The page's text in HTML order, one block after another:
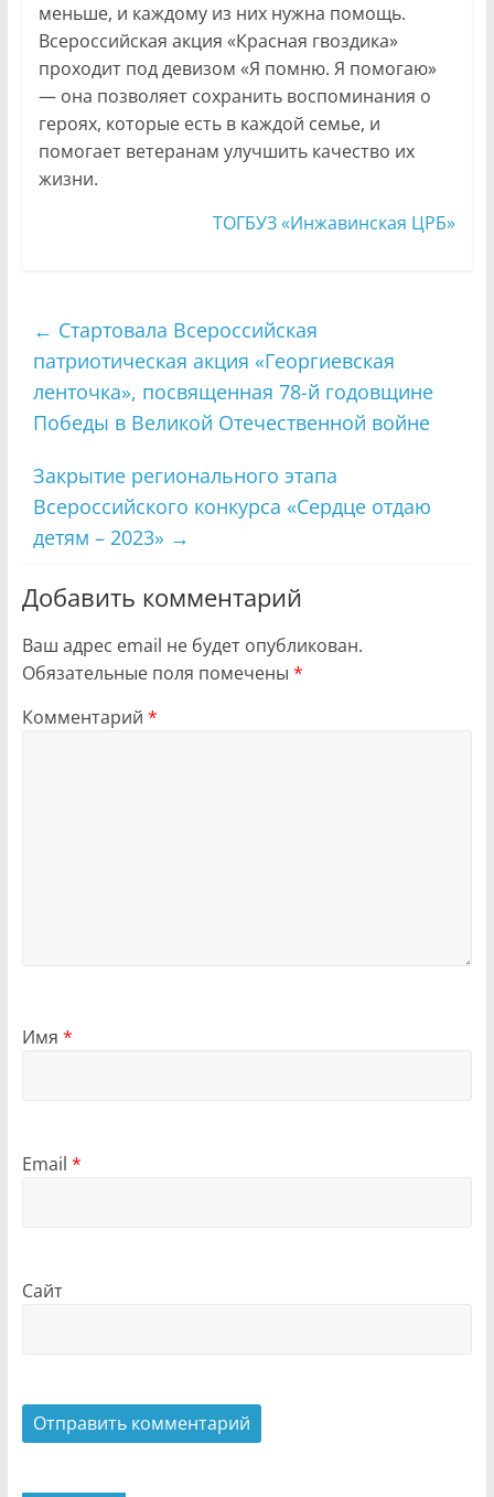
меньше, и каждому из них нужна помощь.
Всероссийская акция «Красная гвоздика»
проходит под девизом «Я помню. Я помогаю»
— она позволяет сохранить воспоминания о
героях, которые есть в каждой семье, и
помогает ветеранам улучшить качество их
жизни.
ТОГБУЗ «Инжавинская ЦРБ»
← Стартовала Всероссийская
патриотическая акция «Георгиевская
ленточка», посвященная 78-й годовщине
Победы в Великой Отечественной войне
Закрытие регионального этапа
Всероссийского конкурса «Сердце отдаю
детям – 2023» →
Добавить комментарий
Ваш адрес email не будет опубликован.
Обязательные поля помечены *
Комментарий *
Имя *
Email *
Сайт